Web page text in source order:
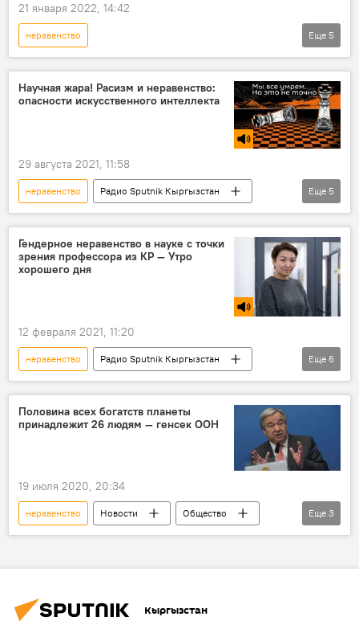
21 января 2022, 14:42
неравенство
Беспорядки в Казахстане в январе 2022 года
Казахстан
президент
беспорядки
Касым-Жомарт Токаев
Еще 5
Научная жара! Расизм и неравенство:
опасности искусственного интеллекта
29 августа 2021, 11:58
неравенство
Радио Sputnik Кыргызстан
Общество
Подкасты РИА Новости
технология
стереотип
Еще 5
Гендерное неравенство в науке с точки
зрения профессора из КР — Утро
хорошего дня
12 февраля 2021, 11:20
неравенство
Радио Sputnik Кыргызстан
Утро хорошего дня
Общество
наука
женщины
Еще 6
Половина всех богатств планеты
принадлежит 26 людям — генсек ООН
19 июля 2020, 20:34
неравенство Новости
Общество
В мире
Антониу Гутерриш
Еще 3
Кыргызстан